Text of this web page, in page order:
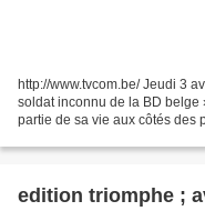
http://www.tvcom.be/ Jeudi 3
soldat inconnu de la BD belge
partie de sa vie aux côtés des
edition triomphe ;